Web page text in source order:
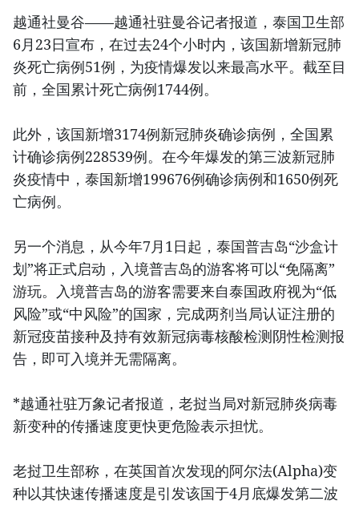
越通社曼谷——越通社驻曼谷记者报道，泰国卫生部
6月23日宣布，在过去24个小时内，该国新增新冠肺
炎死亡病例51例，为疫情爆发以来最高水平。截至目
前，全国累计死亡病例1744例。
此外，该国新增3174例新冠肺炎确诊病例，全国累
计确诊病例228539例。在今年爆发的第三波新冠肺
炎疫情中，泰国新增199676例确诊病例和1650例死
亡病例。
另一个消息，从今年7月1日起，泰国普吉岛“沙盒计
划”将正式启动，入境普吉岛的游客将可以“免隔离”
游玩。入境普吉岛的游客需要来自泰国政府视为“低
风险”或“中风险”的国家，完成两剂当局认证注册的
新冠疫苗接种及持有效新冠病毒核酸检测阴性检测报
告，即可入境并无需隔离。
*越通社驻万象记者报道，老挝当局对新冠肺炎病毒
新变种的传播速度更快更危险表示担忧。
老挝卫生部称，在英国首次发现的阿尔法(Alpha)变
种以其快速传播速度是引发该国于4月底爆发第二波